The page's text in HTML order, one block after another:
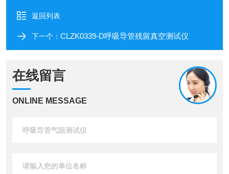
返回列表
下一个： CLZK0339-D呼吸导管残留真空测试仪
在线留言
ONLINE MESSAGE